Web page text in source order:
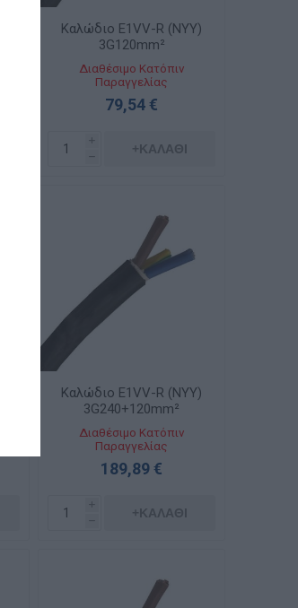
Καλώδιο E1VV-R (NYY)
3G120mm²
Διαθέσιμο Κατόπιν
Παραγγελίας
79,54 €
i
h
+ΚΑΛΆΘΙ
Καλώδιο E1VV-R (NYY)
3G240+120mm²
Διαθέσιμο Κατόπιν
Παραγγελίας
189,89 €
i
h
+ΚΑΛΆΘΙ